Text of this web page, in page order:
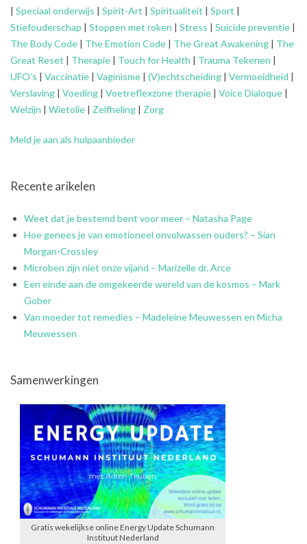
| Speciaal onderwijs | Spirit-Art | Spiritualiteit | Sport |
Stiefouderschap | Stoppen met roken | Stress | Suïcide preventie |
The Body Code | The Emotion Code | The Great Awakening | The
Great Reset | Therapie | Touch for Health | Trauma Tekenen |
UFO’s | Vaccinatie | Vaginisme | (V)echtscheiding | Vermoeidheid |
Verslaving | Voeding | Voetreflexzone therapie | Voice Dialoque |
Welzijn | Wietolie | Zelfheling | Zorg
Meld je aan als hulpaanbieder
Recente arikelen
Weet dat je bestemd bent voor meer – Natasha Page
Hoe genees je van emotioneel onvolwassen ouders? – Sian
Morgan-Crossley
Microben zijn niet onze vijand – Marizelle dr. Arce
Een einde aan de omgekeerde wereld van de kosmos – Mark
Gober
Van moeder tot remedies – Madeleine Meuwessen en Micha
Meuwessen
Samenwerkingen
Gratis wekelijkse online Energy Update Schumann
Instituut Nederland